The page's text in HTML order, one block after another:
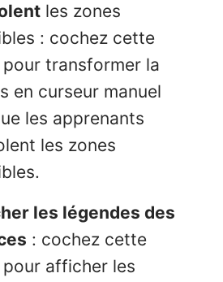
les zones
: cochez cette
pour transformer la
en curseur manuel
les apprenants
les zones
les légendes des
: cochez cette
pour afficher les